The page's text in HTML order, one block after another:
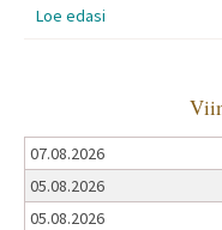
Loe edasi
07.08.2026
05.08.2026
05.08.2026